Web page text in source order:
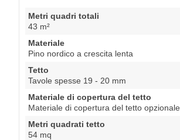
Metri quadri totali
43 m²
Materiale
Pino nordico a crescita lenta
Tetto
Tavole spesse 19 - 20 mm
Materiale di copertura del tetto
Materiale di copertura del tetto opzionale
Metri quadrati tetto
54 mq